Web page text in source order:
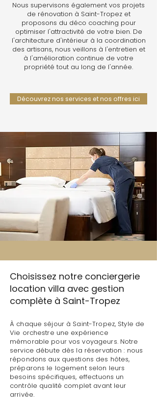
Nous supervisons également vos projets
de rénovation à Saint-Tropez et
proposons du déco coaching pour
optimiser l'attractivité de votre bien. De
l'architecture d'intérieur à la coordination
des artisans, nous veillons à l'entretien et
à l'amélioration continue de votre
propriété tout au long de l'année.
Découvrez nos services et nos offres ici
Choisissez notre conciergerie
location villa avec gestion
complète à Saint-Tropez
À chaque séjour à Saint-Tropez, Style de
Vie orchestre une expérience
mémorable pour vos voyageurs. Notre
service débute dès la réservation : nous
répondons aux questions des hôtes,
préparons le logement selon leurs
besoins spécifiques, effectuons un
contrôle qualité complet avant leur
arrivée.